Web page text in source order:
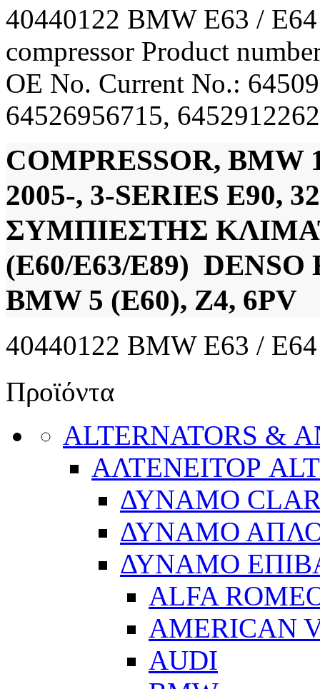
40440122 BMW E63 /
compressor Product
OE No. Current No.:
64526956715,
COMPRESSOR, BMW
2005-, 3-SERIES E90,
ΣΥΜΠΙΕΣΤΗΣ
(E60/E63/E89)
BMW 5 (E60), Z4, 6PV
40440122 BMW E63 /
Προϊόντα
ALTERNATORS &
ΑΛΤΕΝΕΙΤΟΡ
ΔΥΝΑΜΟ
ΔΥΝΑΜΟ
ΔΥΝΑΜΟ
ALFA
AMERICAN
AUDI